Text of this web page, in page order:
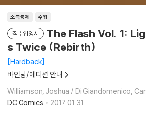
소득공제 수입
직수입양서
The Flash Vol. 1:
s Twice (Rebirth)
Hardback
바인딩/에디션 안내
Williamson, Joshua / Di Giandomenico,
DC Comics
2017.01.31.